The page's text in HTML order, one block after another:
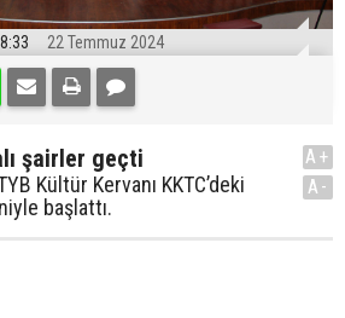
22 Temmuz 2024
şairler geçti
Kültür Kervanı KKTC’deki
başlattı.
A+
A-